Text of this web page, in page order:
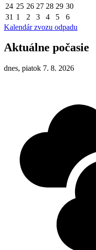
24 25 26 27 28 29 30
31 1 2 3 4 5
6
Kalendár zvozu odpadu
Aktuálne počasie
dnes, piatok 7. 8. 2026